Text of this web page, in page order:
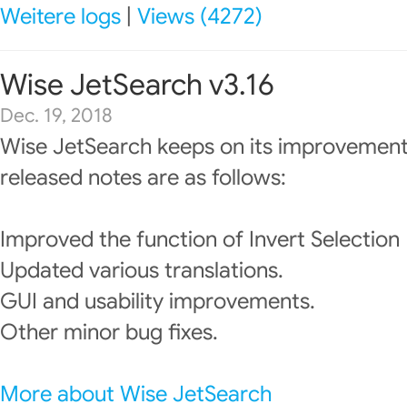
Weitere logs Views (4272)
Wise JetSearch v3.16
Dec. 19, 2018
Wise JetSearch keeps on its
released notes are as follows:
Improved the function of Invert Selection
Updated various translations.
GUI and usability improvements.
Other minor bug fixes.
More about Wise JetSearch